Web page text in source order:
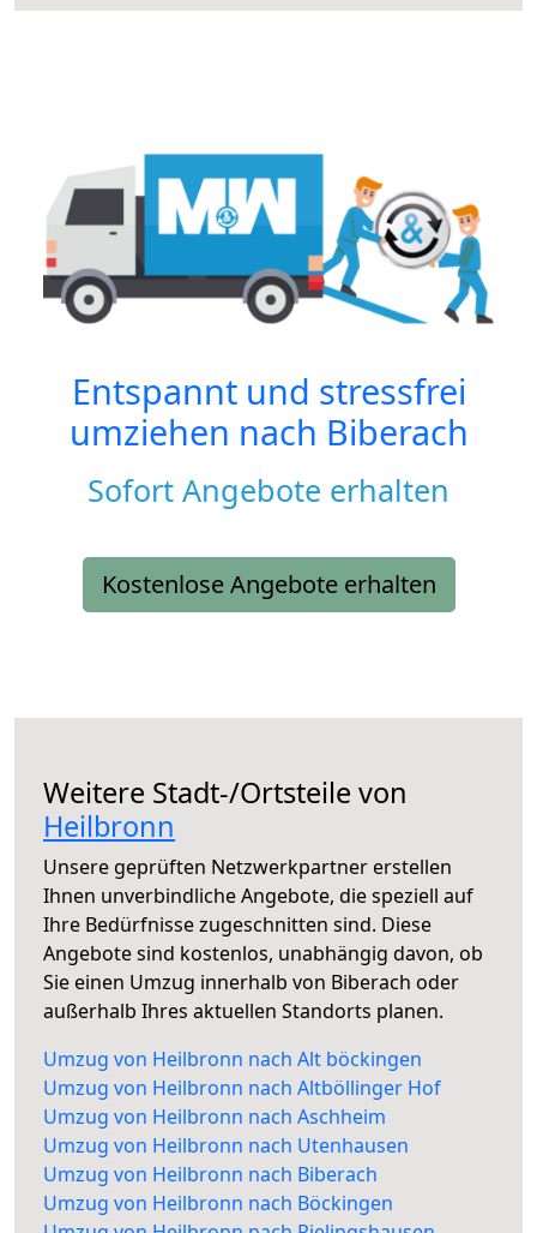
Entspannt und stressfrei
umziehen nach Biberach
Sofort Angebote erhalten
Kostenlose Angebote erhalten
Weitere Stadt-/Ortsteile von
Heilbronn
Unsere geprüften Netzwerkpartner erstellen
Ihnen unverbindliche Angebote, die speziell auf
Ihre Bedürfnisse zugeschnitten sind. Diese
Angebote sind kostenlos, unabhängig davon, ob
Sie einen Umzug innerhalb von Biberach oder
außerhalb Ihres aktuellen Standorts planen.
Umzug von Heilbronn nach Alt böckingen
Umzug von Heilbronn nach Altböllinger Hof
Umzug von Heilbronn nach Aschheim
Umzug von Heilbronn nach Utenhausen
Umzug von Heilbronn nach Biberach
Umzug von Heilbronn nach Böckingen